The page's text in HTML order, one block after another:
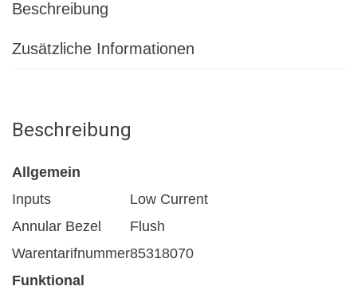
Beschreibung
Zusätzliche Informationen
Beschreibung
Allgemein
Inputs
Low Current
Annular Bezel
Flush
Warentarifnummer85318070
Funktional